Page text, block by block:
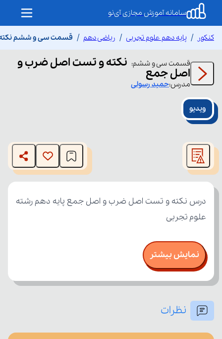
سامانه آموزش مجازی آی‌نو
کنکور پایه دهم علوم تجربی ریاضی دهم قسمت سی و ششم
قسمت سی و ششم: نکته و تست اصل ضرب و
اصل جمع
مدرس:حمید رسولی
ویدیو
modal
window.
The media could not be loaded, either because the server
or network failed or because the format is not supported.
علوم تجربی
نمایش بیشتر
نظرات